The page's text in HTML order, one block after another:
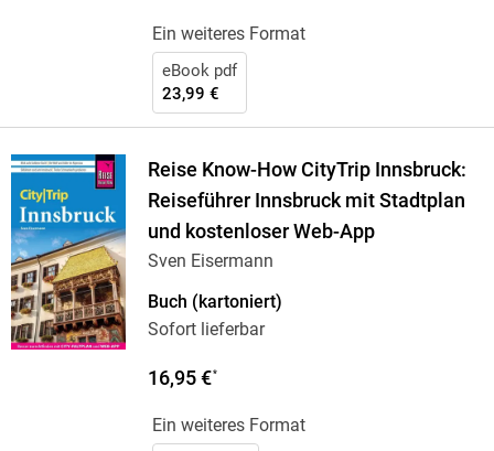
Ein weiteres Format
eBook pdf
23,99 €
Reise Know-How CityTrip Innsbruck:
Reiseführer Innsbruck mit Stadtplan
und kostenloser Web-App
Sven Eisermann
Buch (kartoniert)
Sofort lieferbar
16,95 €*
Ein weiteres Format